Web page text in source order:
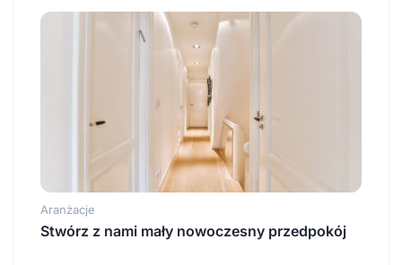
Aranżacje
Stwórz z nami mały nowoczesny przedpokój